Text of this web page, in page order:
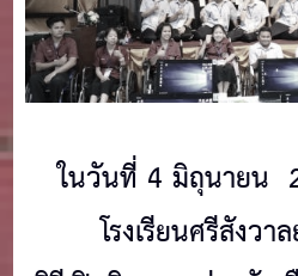
ในวันที่ 4 มิถุนายน
โรงเรียนศรีสังวา